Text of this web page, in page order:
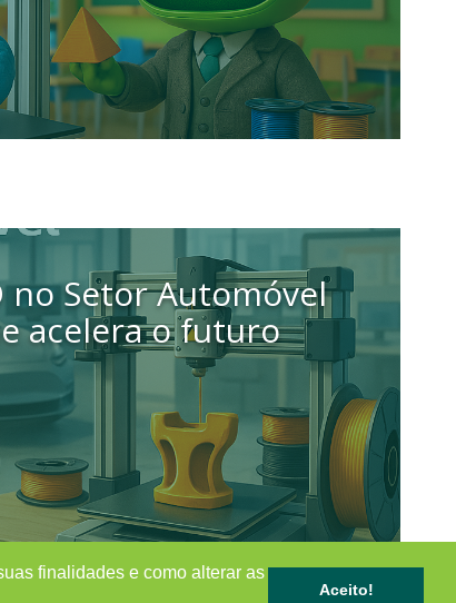
finalidades e como alterar as
Aceito!
no Setor Automóvel
acelera o futuro